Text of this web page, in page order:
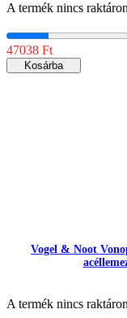
A termék nincs raktáron
47038 Ft
Kosárba
Vogel & Noot
A termék nincs